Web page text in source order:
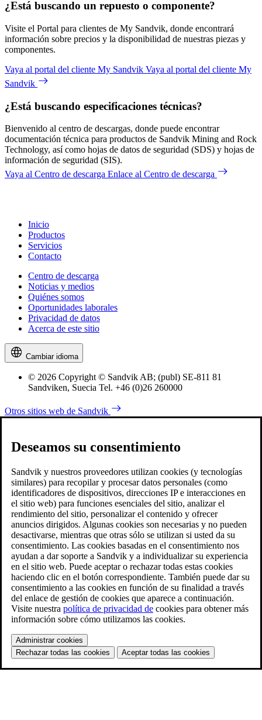
¿Está buscando un repuesto o componente?
Visite el Portal para clientes de My Sandvik, donde encontrará
información sobre precios y la disponibilidad de nuestras piezas y
componentes.
Vaya al portal del cliente My Sandvik Vaya al portal del cliente My
Sandvik
¿Está buscando especificaciones técnicas?
Bienvenido al centro de descargas, donde puede encontrar
documentación técnica para productos de Sandvik Mining and Rock
Technology, así como hojas de datos de seguridad (SDS) y hojas de
información de seguridad (SIS).
Vaya al Centro de descarga Enlace al Centro de descarga
Inicio
Productos
Servicios
Contacto
Centro de descarga
Noticias y medios
Quiénes somos
Oportunidades laborales
Privacidad de datos
Acerca de este sitio
Cambiar idioma
© 2026 Copyright © Sandvik AB; (publ) SE-811 81
Sandviken, Suecia Tel. +46 (0)26 260000
Otros sitios web de Sandvik
Deseamos su consentimiento
Sandvik y nuestros proveedores utilizan cookies (y tecnologías
similares) para recopilar y procesar datos personales (como
identificadores de dispositivos, direcciones IP e interacciones en
el sitio web) para funciones esenciales del sitio, analizar el
rendimiento del sitio, personalizar el contenido y ofrecer
anuncios dirigidos. Algunas cookies son necesarias y no pueden
desactivarse, mientras que otras sólo se utilizan si usted da su
consentimiento. Las cookies basadas en el consentimiento nos
ayudan a dar soporte a Sandvik y a individualizar su experiencia
en el sitio web. Puede aceptar o rechazar todas estas cookies
haciendo clic en el botón correspondiente. También puede dar su
consentimiento a las cookies en función de su finalidad a través
del enlace de gestión de cookies que aparece a continuación.
Visite nuestra política de privacidad de cookies para obtener más
información sobre cómo utilizamos las cookies.
Administrar cookies
Rechazar todas las cookies
Aceptar todas las cookies